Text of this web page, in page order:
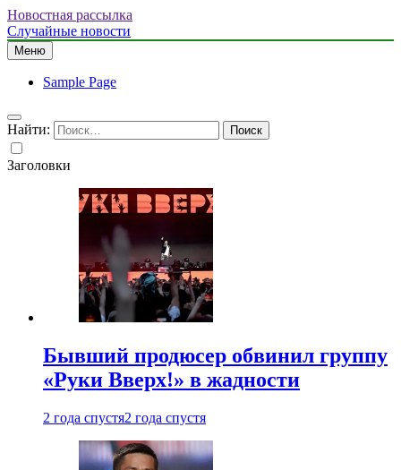
Новостная рассылка
Случайные новости
Меню
Sample Page
Найти:
Заголовки
Бывший продюсер обвинил группу
«Руки Вверх!» в жадности
2 года спустя2 года спустя